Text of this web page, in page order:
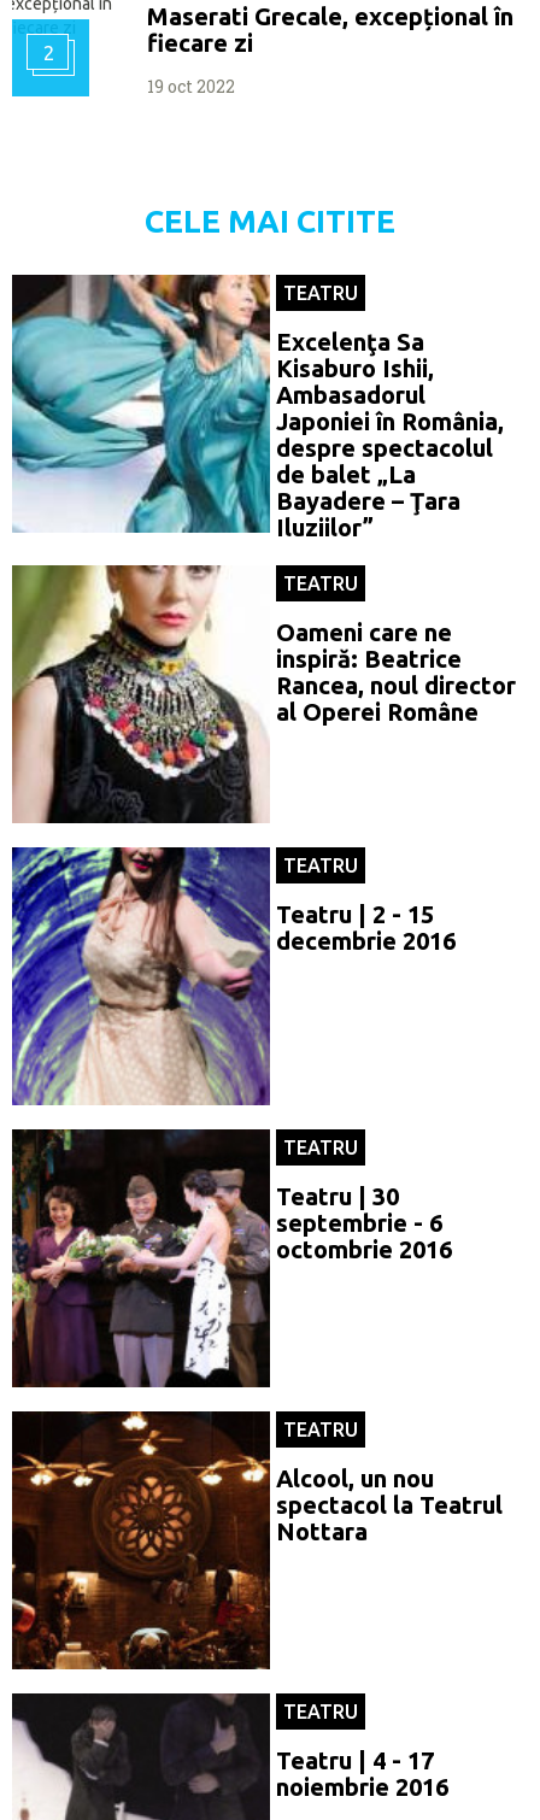
2
Maserati Grecale, excepțional în
fiecare zi
19 oct 2022
CELE MAI CITITE
TEATRU
Excelenţa Sa
Kisaburo Ishii,
Ambasadorul
Japoniei în România,
despre spectacolul
de balet „La
Bayadere – Ţara
Iluziilor”
TEATRU
Oameni care ne
inspiră: Beatrice
Rancea, noul director
al Operei Române
TEATRU
Teatru | 2 - 15
decembrie 2016
TEATRU
Teatru | 30
septembrie - 6
octombrie 2016
TEATRU
Alcool, un nou
spectacol la Teatrul
Nottara
TEATRU
Teatru | 4 - 17
noiembrie 2016